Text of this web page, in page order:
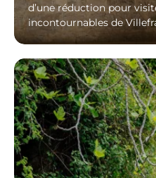
d’une réduction pour
incontournables de
présentation de votre
(au lieu de 7€) Visite libre
Pénitents Noirs : 4€ (au
remise ne sera...